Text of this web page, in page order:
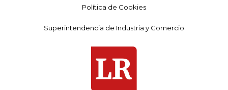
Política de Cookies
Superintendencia de Industria y Comercio